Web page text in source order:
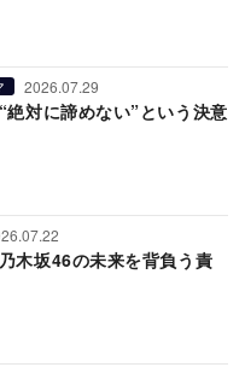
2026.07.29
絶対に諦めない”という決意
木坂46の未来を背負う責